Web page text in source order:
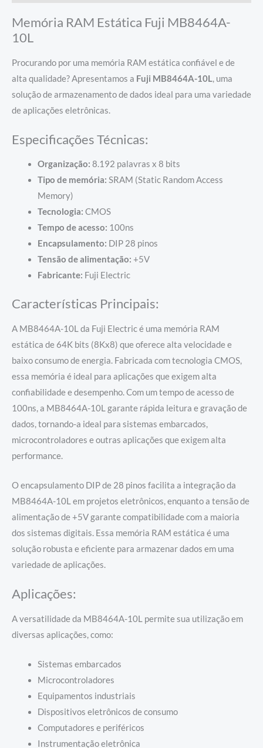
Memória RAM Estática Fuji MB8464A-
10L
Procurando por uma memória RAM estática confiável e de
alta qualidade? Apresentamos a Fuji MB8464A-10L, uma
solução de armazenamento de dados ideal para uma variedade
de aplicações eletrônicas.
Especificações Técnicas:
Organização: 8.192 palavras x 8 bits
Tipo de memória: SRAM (Static Random Access
Memory)
Tecnologia: CMOS
Tempo de acesso: 100ns
Encapsulamento: DIP 28 pinos
Tensão de alimentação: +5V
Fabricante: Fuji Electric
Características Principais:
A MB8464A-10L da Fuji Electric é uma memória RAM
estática de 64K bits (8Kx8) que oferece alta velocidade e
baixo consumo de energia. Fabricada com tecnologia CMOS,
essa memória é ideal para aplicações que exigem alta
confiabilidade e desempenho. Com um tempo de acesso de
100ns, a MB8464A-10L garante rápida leitura e gravação de
dados, tornando-a ideal para sistemas embarcados,
microcontroladores e outras aplicações que exigem alta
performance.
O encapsulamento DIP de 28 pinos facilita a integração da
MB8464A-10L em projetos eletrônicos, enquanto a tensão de
alimentação de +5V garante compatibilidade com a maioria
dos sistemas digitais. Essa memória RAM estática é uma
solução robusta e eficiente para armazenar dados em uma
variedade de aplicações.
Aplicações:
A versatilidade da MB8464A-10L permite sua utilização em
diversas aplicações, como:
Sistemas embarcados
Microcontroladores
Equipamentos industriais
Dispositivos eletrônicos de consumo
Computadores e periféricos
Instrumentação eletrônica